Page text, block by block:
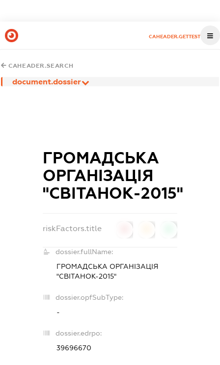
CAHEADER.GETTEST
CAHEADER.SEARCH
document.dossier
ГРОМАДСЬКА
ОРГАНІЗАЦІЯ
"СВІТАНОК-2015"
riskFactors.title
dossier.fullName:
ГРОМАДСЬКА ОРГАНІЗАЦІЯ
"СВІТАНОК-2015"
dossier.opfSubType:
-
dossier.edrpo:
39696670